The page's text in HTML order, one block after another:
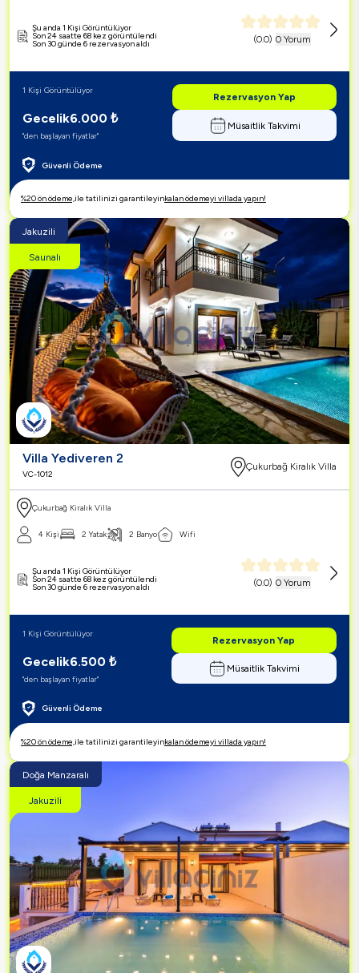
(0.0) 0 Yorum
Şu anda 1 Kişi Görüntülüyor
Son 24 saatte 68 kez görüntülendi
Son 30 günde 6 rezervasyon aldı
Güvenli Ödeme
Gecelik6.000 ₺
"den başlayan fiyatlar"
1 Kişi Görüntülüyor
Rezervasyon Yap
Müsaitlik Takvimi
%20 ön ödeme,ile tatilinizi garantileyinkalan ödemeyi villada yapın!
Jakuzili
Saunalı
Villa Yediveren 2
VC-1012
Çukurbağ Kiralık Villa
Çukurbağ Kiralık Villa
4 Kişi 2 Yatak 2 Banyo Wifi
(0.0) 0 Yorum
Şu anda 1 Kişi Görüntülüyor
Son 24 saatte 68 kez görüntülendi
Son 30 günde 6 rezervasyon aldı
Güvenli Ödeme
Gecelik6.500 ₺
"den başlayan fiyatlar"
1 Kişi Görüntülüyor
Rezervasyon Yap
Müsaitlik Takvimi
%20 ön ödeme,ile tatilinizi garantileyinkalan ödemeyi villada yapın!
Doğa Manzaralı
Jakuzili